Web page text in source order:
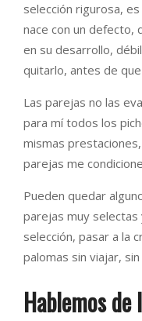
selección rigurosa,
nace con un defecto,
en su desarrollo,
quitarlo, antes de
Las parejas no las
para mí todos los
mismas
parejas me
Pueden quedar
parejas muy
selección, pasar a la
palomas sin viajar,
Hablemos